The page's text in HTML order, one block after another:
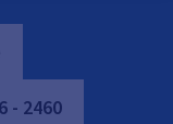
- 2460